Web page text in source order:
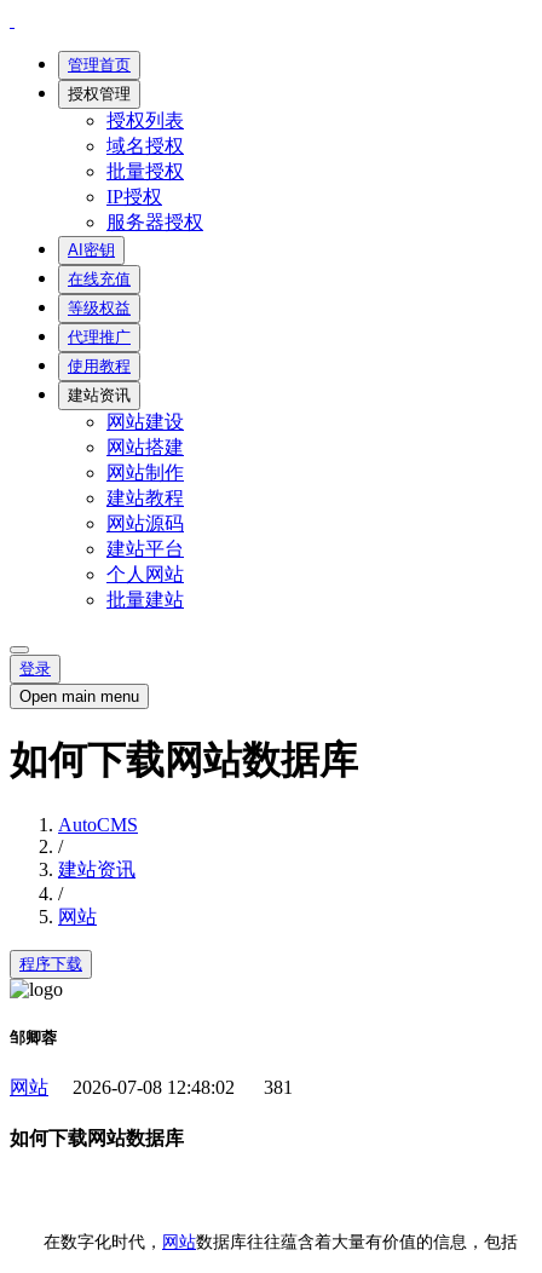
管理首页
授权管理
授权列表
域名授权
批量授权
IP授权
服务器授权
AI密钥
在线充值
等级权益
代理推广
使用教程
建站资讯
网站建设
网站搭建
网站制作
建站教程
网站源码
建站平台
个人网站
批量建站
登录
Open main menu
如何下载网站数据库
AutoCMS
/
建站资讯
/
网站
程序下载
邹卿蓉
网站 2026-07-08 12:48:02 381
如何下载网站数据库
在数字化时代， 网站数据库往往蕴含着大量有价值的信息，包括